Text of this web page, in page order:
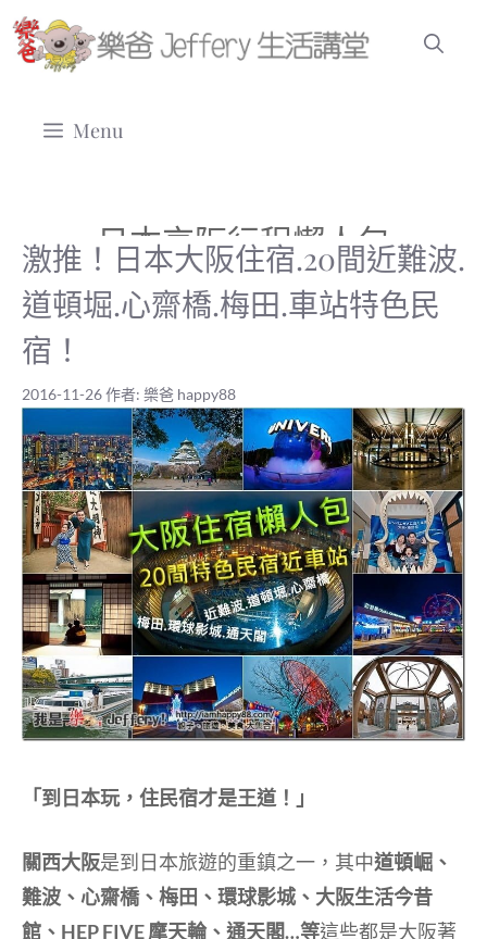
跳
至
Menu
日本京阪行程懶人包
激推！日本大阪住宿.20間近難波.
道頓堀.心齋橋.梅田.車站特色民
宿！
2016-11-26作者: 樂爸 happy88
「到日本玩，住民宿才是王道！」
關西大阪是到日本旅遊的重鎮之一，其中道頓崛、
難波、心齋橋、梅田、環球影城、大阪生活今昔
館、HEP FIVE 摩天輪、通天閣…等這些都是大阪著